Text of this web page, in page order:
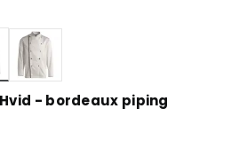
Hvid - bordeaux piping